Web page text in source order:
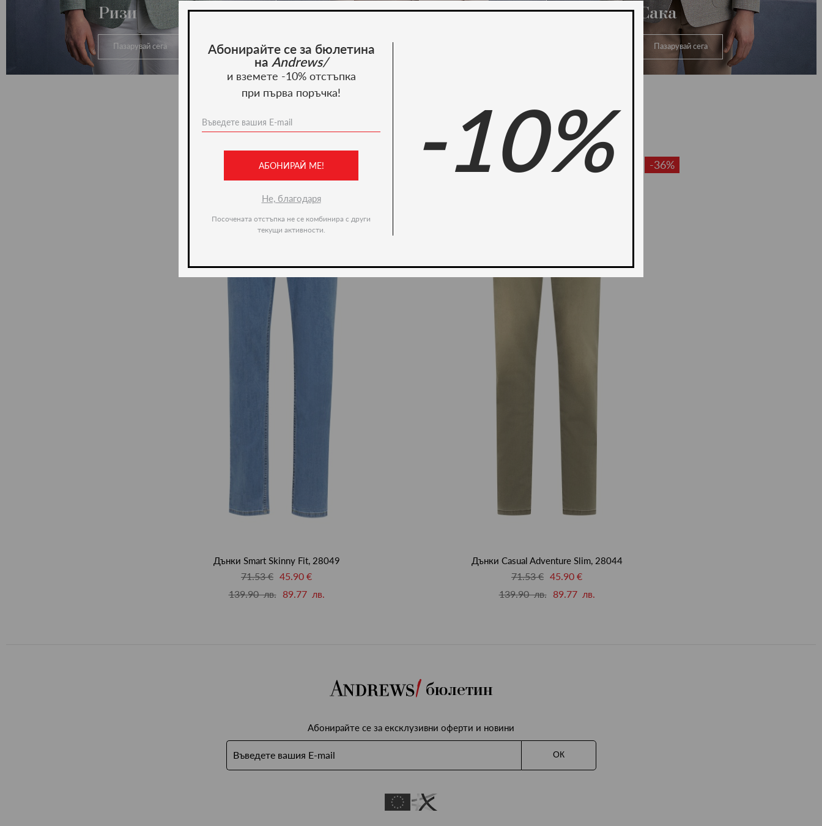
Ризи
Пазарувай сега
Костюми Сака
Пазарувай сега
Recommended products
Дънки Smart Skinny Fit, 28049
71.53 € 45.90 €
139.90 лв.
89.77 лв.
-36%
Дънки Casual Adventure Slim, 28044
71.53 € 45.90 €
139.90 лв.
89.77 лв.
бюлетин
Абонирайте се за ексклузивни оферти и новини
ОК
Абонирайте се за бюлетина
на Andrews/
и вземете -10% отстъпка
при първа поръчка!
АБОНИРАЙ МЕ!
Не, благодаря
Посочената отстъпка не се комбинира с други
текущи активности.
-10%